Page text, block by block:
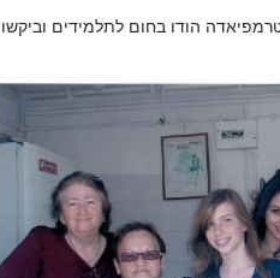
הודו בחום לתלמידים וביקשו